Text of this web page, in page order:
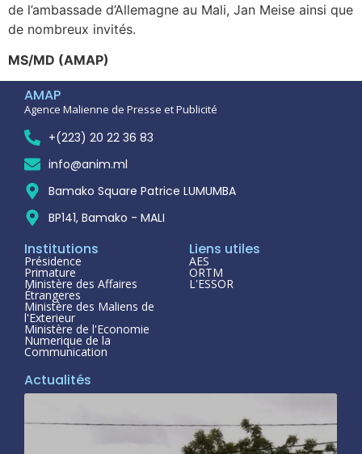
de l’ambassade d’Allemagne au Mali, Jan Meise ainsi que
de nombreux invités.
MS/MD (AMAP)
AMAP
Agence Malienne de Presse et Publicité
+(223) 20 22 36 83
info@anim.ml
Bamako Square Patrice LUMUMBA
BP141, Bamako - MALI
Institutions
Présidence
Primature
Ministère des Affaires
Étrangeres
Ministère des Maliens de
l'Exterieur
Ministère de l'Economie
Numerique de la
Communication
Liens utiles
AES
ORTM
L'ESSOR
Actualités